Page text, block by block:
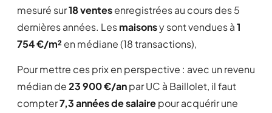
mesuré sur18 ventesenregistrées au cours des 5
dernières années. Lesmaisonsy sont vendues à1
754 €/m² en médiane (18 transactions),
Pour mettre ces prix en perspective : avec un revenu
médian de23 900 €/anpar UC à Baillolet, il faut
compter7,3 années de salairepour acquérir une